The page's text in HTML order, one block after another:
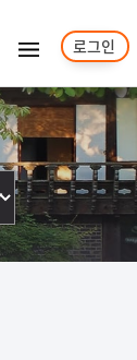
서
메뉴보기 로그인